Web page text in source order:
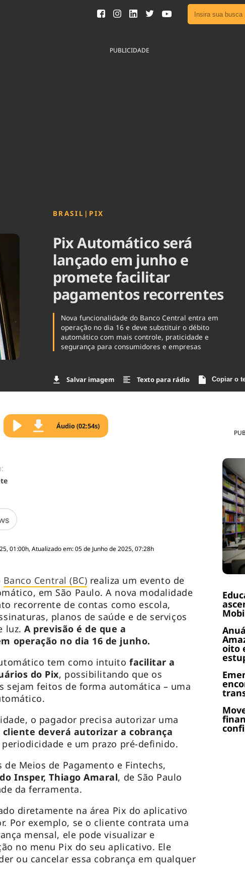
Ver
PUBLICIDADE
BRASIL | PIX
Pix Automático será
lançado em junho e
promete facilitar
pagamentos recorrentes
Nova funcionalidade do Banco Central entra em
operação no dia 16 e deve substituir o débito
automático com mais controle, praticidade e
segurança para consumidores e empresas
Salvar imagem Texto para rádio Copiar o
oito
Áudio (02:54s)
01:00h, Atualizado em: 05 de Junho de 2025, 07:28h
Banco Central (BC) realiza um evento de
em São Paulo. A nova modalidade
recorrente de contas como escola,
planos de saúde e de serviços
luz.A previsão é de que a
operação no dia 16 de junho.
tem como intuito facilitar a
do Pix, possibilitando que os
sejam feitos de forma automática – uma
o pagador precisa autorizar uma
cliente deverá autorizar a cobrança
periodicidade e um prazo pré-definido.
de Meios de Pagamento e Fintechs,
Insper, Thiago Amaral, de São Paulo
da ferramenta.
diretamente na área Pix do aplicativo
Por exemplo, se o cliente contrata uma
mensal, ele pode visualizar e
no menu Pix do seu aplicativo. Ele
ou cancelar essa cobrança em qualquer